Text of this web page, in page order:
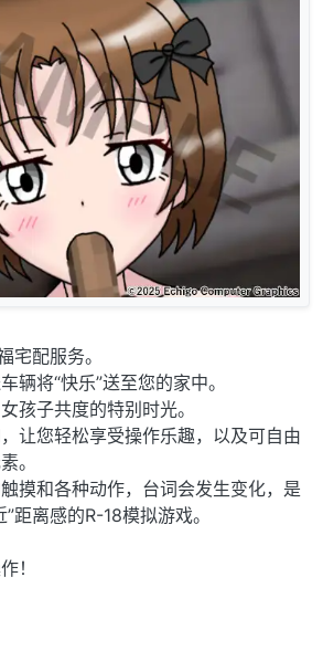
宅配服务。
辆将“快乐”送至您的家中。
孩子共度的特别时光。
让您轻松享受操作乐趣，以及可自由
。
摸和各种动作，台词会发生变化，是
距离感的R-18模拟游戏。
！